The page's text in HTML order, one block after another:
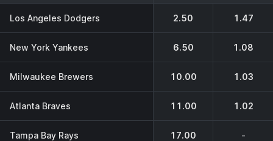
Los Angeles Dodgers 2.50 1.47
New York Yankees 6.50 1.08
Milwaukee Brewers 10.00 1.03
Atlanta Braves 11.00 1.02
Tampa Bay Rays 17.00 -